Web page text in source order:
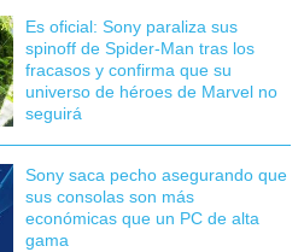
Es oficial: Sony paraliza sus
spinoff de Spider-Man tras los
fracasos y confirma que su
universo de héroes de Marvel no
seguirá
Sony saca pecho asegurando que
sus consolas son más
económicas que un PC de alta
gama